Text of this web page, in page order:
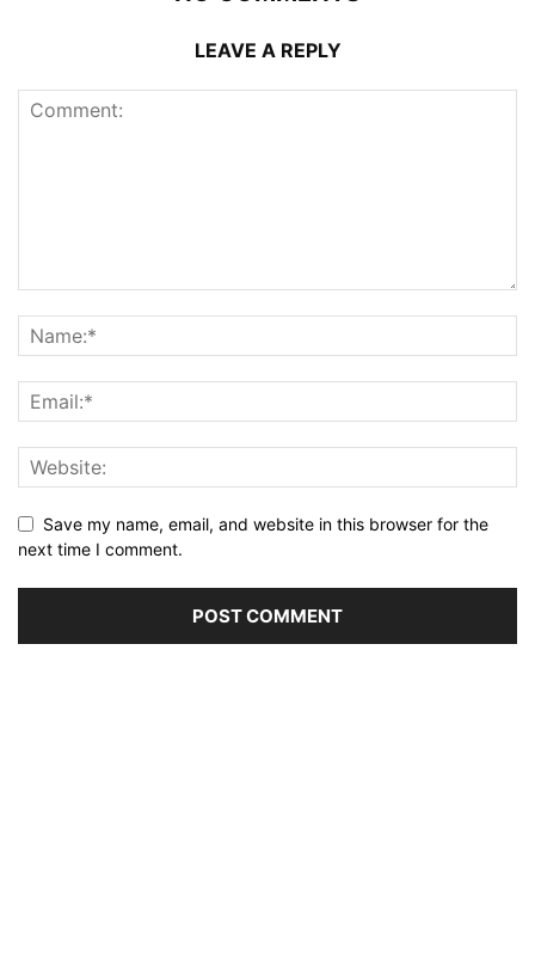
LEAVE A REPLY
Save my name, email, and website in this browser for the
next time I comment.